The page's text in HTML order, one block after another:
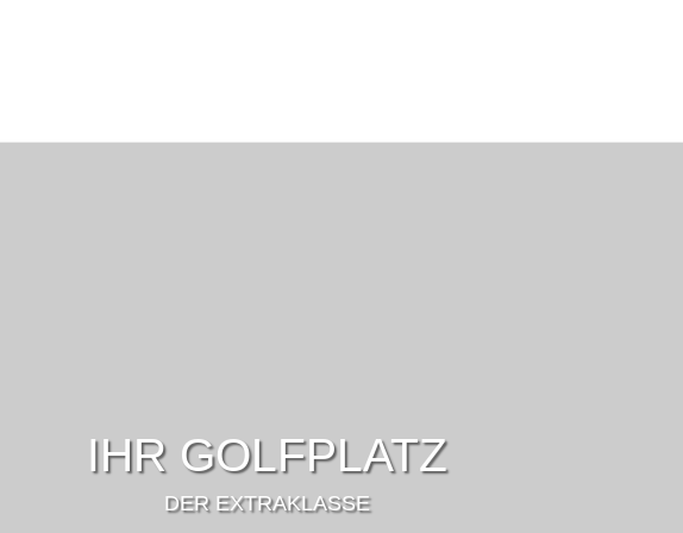
IHR GOLFPLATZ
DER EXTRAKLASSE